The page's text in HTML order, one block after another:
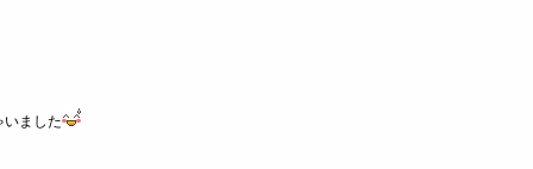
いました